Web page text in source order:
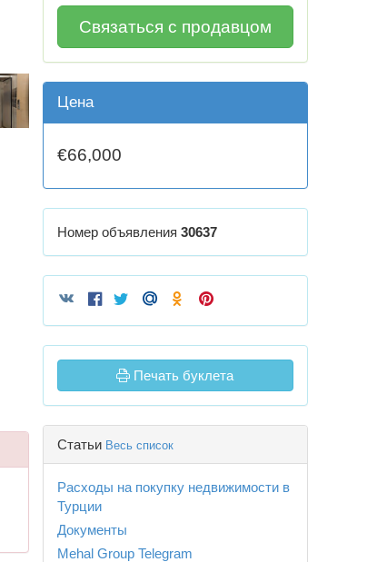
Связаться с продавцом
Цена
€66,000
Номер объявления 30637
Печать буклета
Статьи Весь список
Расходы на покупку недвижимости в
Турции
Документы
Mehal Group Telegram